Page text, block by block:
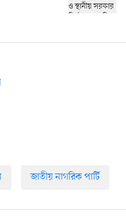
জাতীয় নাগরিক পার্টি